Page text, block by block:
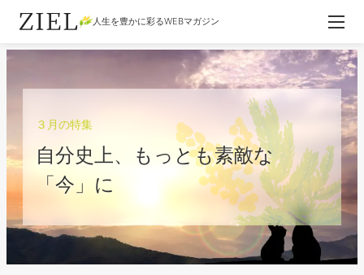
人生を豊かに彩るWEBマガジン
３月の特集
自分史上、もっとも素敵な
「今」に